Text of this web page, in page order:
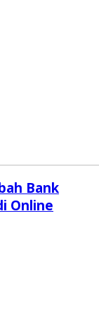
Bank
Online